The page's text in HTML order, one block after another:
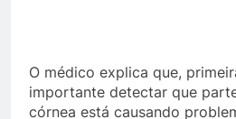
O médico explica que,
importante detectar que
córnea está causando